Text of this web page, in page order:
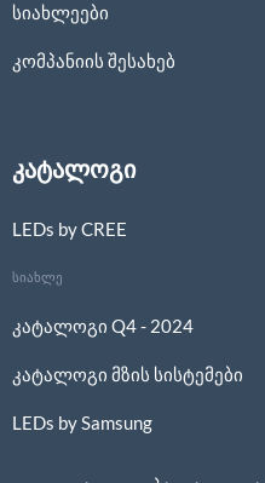
სიახლეები
კომპანიის შესახებ
კატალოგი
LEDs by CREE
სიახლე
კატალოგი Q4 - 2024
კატალოგი მზის სისტემები
LEDs by Samsung